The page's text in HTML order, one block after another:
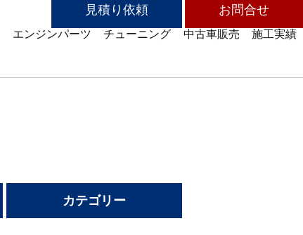
見積り依頼 お問合せ
エンジンパーツ チューニング 中古車販売 施工実績
カテゴリー